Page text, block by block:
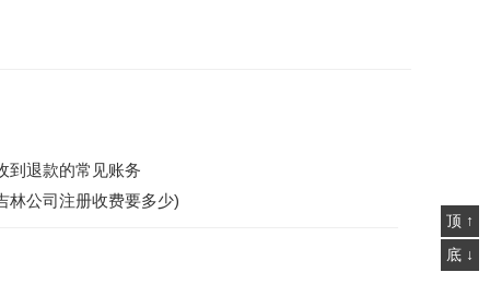
到退款的常见账务
林公司注册收费要多少)
顶 ↑
底 ↓